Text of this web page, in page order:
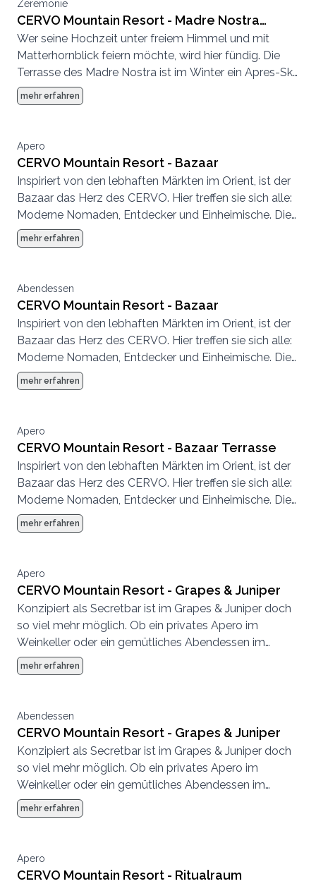
Zeremonie
CERVO Mountain Resort - Madre Nostra
Terrasse und Deck
Wer seine Hochzeit unter freiem Himmel und mit
Matterhornblick feiern möchte, wird hier fündig. Die
Terrasse des Madre Nostra ist im Winter ein Apres-Ski
Hotspot und im Sommer eine entspannte
Sonnenterrasse.
mehr erfahren
Apero
CERVO Mountain Resort - Bazaar
Inspiriert von den lebhaften Märkten im Orient, ist der
Bazaar das Herz des CERVO. Hier treffen sie sich alle:
Moderne Nomaden, Entdecker und Einheimische. Die
Atmosphäre ist entspannt, es wird geplaudert,
getrunken, getroffen, gespeist.
mehr erfahren
Abendessen
CERVO Mountain Resort - Bazaar
Inspiriert von den lebhaften Märkten im Orient, ist der
Bazaar das Herz des CERVO. Hier treffen sie sich alle:
Moderne Nomaden, Entdecker und Einheimische. Die
Atmosphäre ist entspannt, es wird geplaudert,
getrunken, getroffen, gespeist.
mehr erfahren
Apero
CERVO Mountain Resort - Bazaar Terrasse
Inspiriert von den lebhaften Märkten im Orient, ist der
Bazaar das Herz des CERVO. Hier treffen sie sich alle:
Moderne Nomaden, Entdecker und Einheimische. Die
Atmosphäre ist entspannt, es wird geplaudert,
getrunken, getroffen, gespeist.
mehr erfahren
Apero
CERVO Mountain Resort - Grapes & Juniper
Konzipiert als Secretbar ist im Grapes & Juniper doch
so viel mehr möglich. Ob ein privates Apero im
Weinkeller oder ein gemütliches Abendessen im
kleinen Rahmen, hier fühlt sich jeder wohl.
mehr erfahren
Abendessen
CERVO Mountain Resort - Grapes & Juniper
Konzipiert als Secretbar ist im Grapes & Juniper doch
so viel mehr möglich. Ob ein privates Apero im
Weinkeller oder ein gemütliches Abendessen im
kleinen Rahmen, hier fühlt sich jeder wohl.
mehr erfahren
Apero
CERVO Mountain Resort - Ritualraum